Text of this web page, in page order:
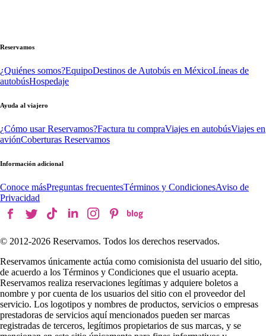
Reservamos
¿Quiénes somos?EquipoDestinos de Autobús en MéxicoLíneas de
autobúsHospedaje
Ayuda al viajero
¿Cómo usar Reservamos?Factura tu compraViajes en autobúsViajes en
aviónCoberturas Reservamos
Información adicional
Conoce másPreguntas frecuentesTérminos y CondicionesAviso de
Privacidad
© 2012-2026 Reservamos. Todos los derechos reservados.
Reservamos únicamente actúa como comisionista del usuario del sitio,
de acuerdo a los Términos y Condiciones que el usuario acepta.
Reservamos realiza reservaciones legítimas y adquiere boletos a
nombre y por cuenta de los usuarios del sitio con el proveedor del
servicio. Los logotipos y nombres de productos, servicios o empresas
prestadoras de servicios aquí mencionados pueden ser marcas
registradas de terceros, legítimos propietarios de sus marcas, y se